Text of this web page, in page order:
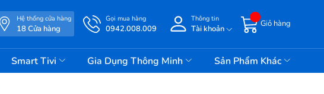
Hệ thống cửa hàng
18 Cửa hàng
Gọi mua hàng
0942.008.009
Thông tin
Tài khoản
Giỏ hàng
Smart Tivi Gia Dụng Thông Minh Sản Phẩm Khác